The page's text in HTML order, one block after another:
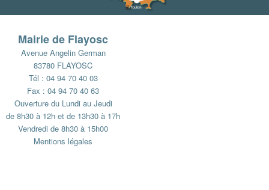
Mairie de Flayosc
Avenue Angelin German
83780 FLAYOSC
Tél : 04 94 70 40 03
Fax : 04 94 70 40 63
Ouverture du Lundi au Jeudi
de 8h30 à 12h et de 13h30 à 17h
Vendredi de 8h30 à 15h00
Mentions légales